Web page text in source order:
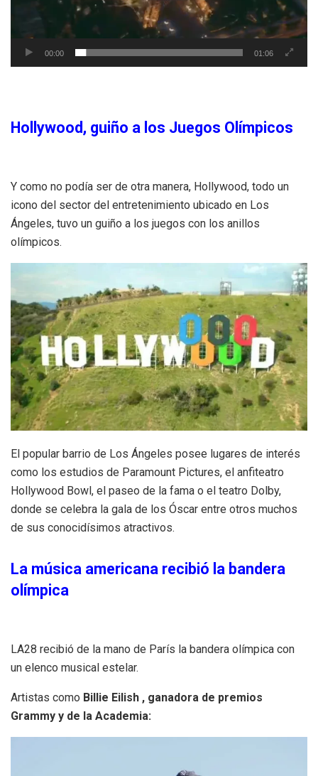
00:00 01:06
Hollywood, guiño a los Juegos Olímpicos
Y como no podía ser de otra manera, Hollywood, todo un
icono del sector del entretenimiento ubicado en Los
Ángeles, tuvo un guiño a los juegos con los anillos
olímpicos.
El popular barrio de Los Ángeles posee lugares de interés
como los estudios de Paramount Pictures, el anfiteatro
Hollywood Bowl, el paseo de la fama o el teatro Dolby,
donde se celebra la gala de los Óscar entre otros muchos
de sus conocidísimos atractivos.
La música americana recibió la bandera
olímpica
LA28 recibió de la mano de París la bandera olímpica con
un elenco musical estelar.
Artistas como Billie Eilish , ganadora de premios
Grammy y de la Academia: